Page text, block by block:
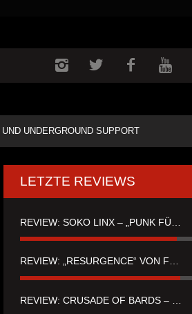
UNDERGROUND SUPPORT
LETZTE REVIEWS
REVIEW: „RESURGENCE“ VON FUTURE PALACE